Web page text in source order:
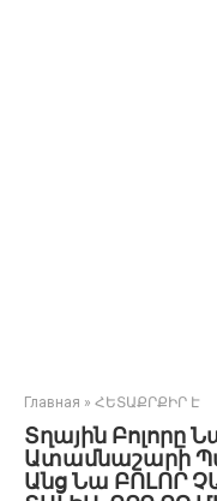
Главная » ՀԵՏԱՔՐՔԻՐ Է
Տղային Բոլորը
Ատամնաշարի
Անց Նա ԲՈԼՈՐ